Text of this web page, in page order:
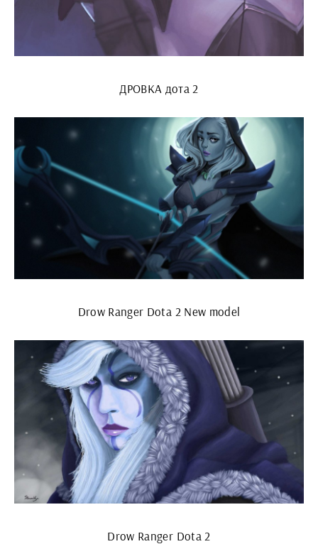
ДРОВКА дота 2
Drow Ranger Dota 2 New model
Drow Ranger Dota 2